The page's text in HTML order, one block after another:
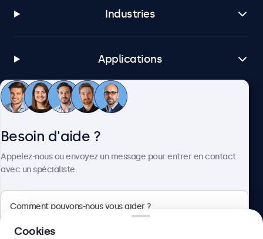
Industries
Applications
Service client
Besoin d'aide ?
Appelez-nous ou envoyez un message pour entrer en contact
avec un spécialiste.
Cookies